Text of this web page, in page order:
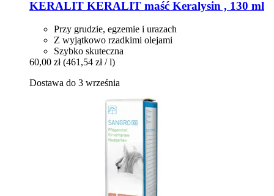
KERALIT KERALIT maść Keralysin , 130 ml
Przy grudzie, egzemie i urazach
Z wyjątkowo rzadkimi olejami
Szybko skuteczna
60,00 zł (461,54 zł / l)
Dostawa do 3 września